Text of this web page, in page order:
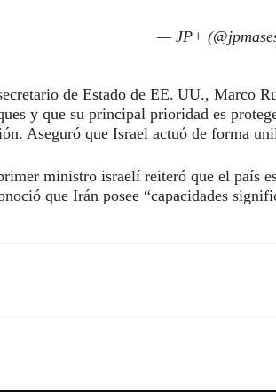
— JP+
de Estado de EE. UU., Marco
y que su principal prioridad es
Aseguró que Israel actuó de forma
ministro israelí reiteró que el país
que Irán posee “capacidades